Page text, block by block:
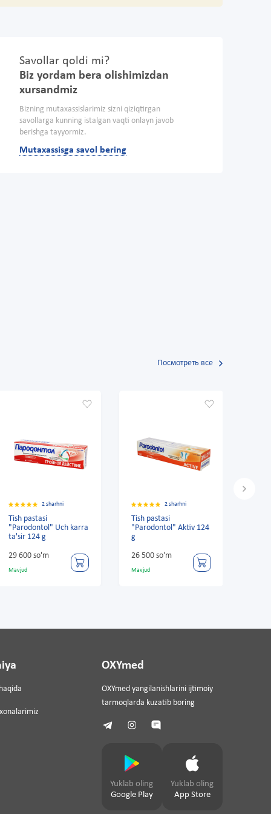
Savollar qoldi mi?
Biz yordam bera olishimizdan
xursandmiz
Bizning mutaxassislarimiz sizni qiziqtirgan
savollarga kunning istalgan vaqti onlayn javob
berishga tayyormiz.
Mutaxassisga savol bering
Посмотреть все
2 sharhni
Uch karra
2 sharhni
"Parodontol" Aktiv 124
26 500 so'm
OXYmed
OXYmed yangilanishlarini ijtimoiy
tarmoqlarda kuzatib boring
Yuklab oling
Google Play
Yuklab oling
App Store